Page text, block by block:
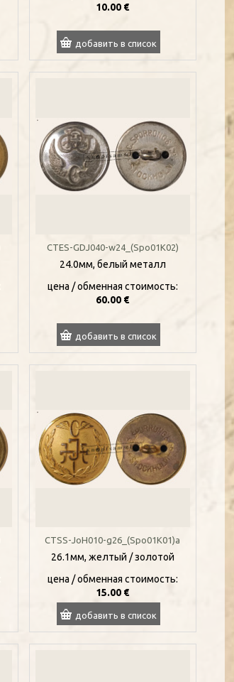
10.00 €
добавить в список
CTES-GDJ040-w24_(Spo01K02)
24.0мм, белый металл
цена / oбменная стоимость:
60.00 €
добавить в список
CTSS-JoH010-g26_(Spo01K01)a
26.1мм, желтый / золотой
цена / oбменная стоимость:
15.00 €
добавить в список